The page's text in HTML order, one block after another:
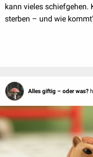
kann vieles schiefgehen.
sterben – und wie
Alles giftig – oder was?